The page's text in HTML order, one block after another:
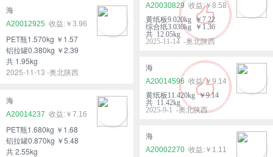
A20030829
￥8.58
黄纸板9.020kg ￥7.22
综合纸3.030kg ￥1.36
共 12.05kg
2025-11-14 -奥北陕西
海
A20012925
￥3.96
PET瓶1.570kg ￥1.57
铝拉罐0.380kg ￥2.39
共 1.95kg
2025-11-13 -奥北陕西
海
A20014596
￥9.14
黄纸板11.420kg ￥9.14
共 11.42kg
2025-9-1 -奥北陕西
海
A20014237
￥7.16
PET瓶1.680kg ￥1.68
铝拉罐0.870kg ￥5.48
共 2.55kg
海
A20002270
￥1.11